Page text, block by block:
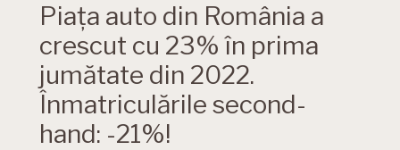
Piața auto din România a
crescut cu 23% în prima
jumătate din 2022.
Înmatriculările second-
hand: -21%!